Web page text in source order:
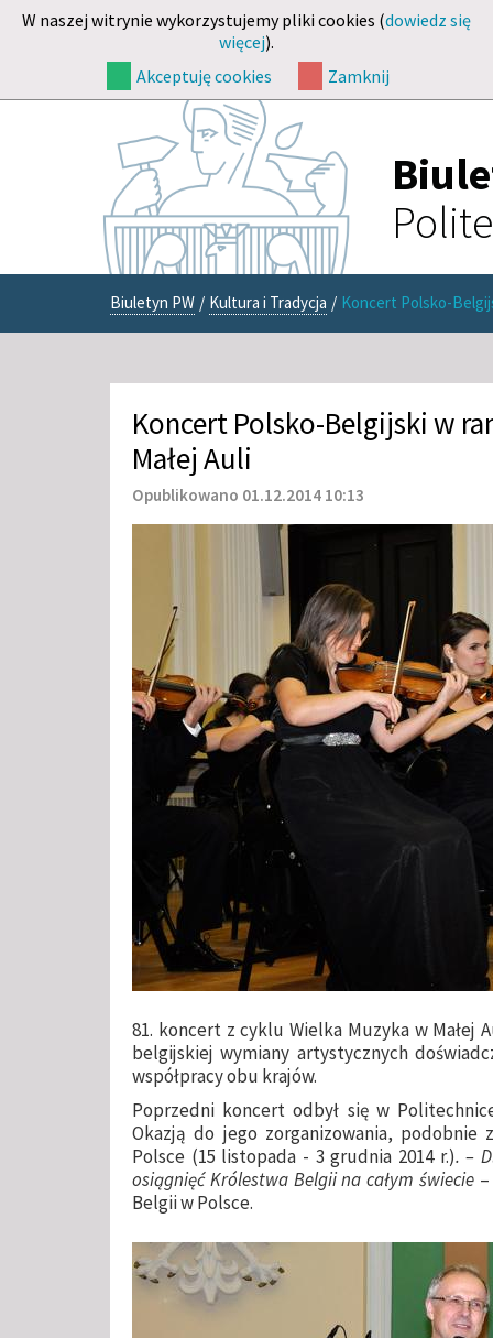
W naszej witrynie wykorzystujemy pliki cookies (dowiedz się
więcej).
Akceptuję cookies
Zamknij
Biuletyn PW / Kultura i Tradycja / Koncert Polsko-
Koncert Polsko-Belgijski w
Małej Auli
Opublikowano 01.12.2014 10:13
81. koncert z cyklu Wielka Muzyka w Małej
belgijskiej wymiany artystycznych
współpracy obu krajów.
Poprzedni koncert odbył się w
Okazją do jego zorganizowania,
Polsce (15 listopada - 3 grudnia 2014 r.). –
osiągnięć Królestwa Belgii na całym świecie
Belgii w Polsce.